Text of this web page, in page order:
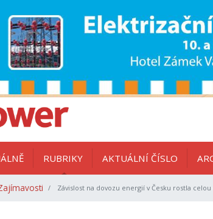
RUBRIKY AKTUÁLNÍ ČÍSLO
Závislost na dovozu energií v Česku rostla